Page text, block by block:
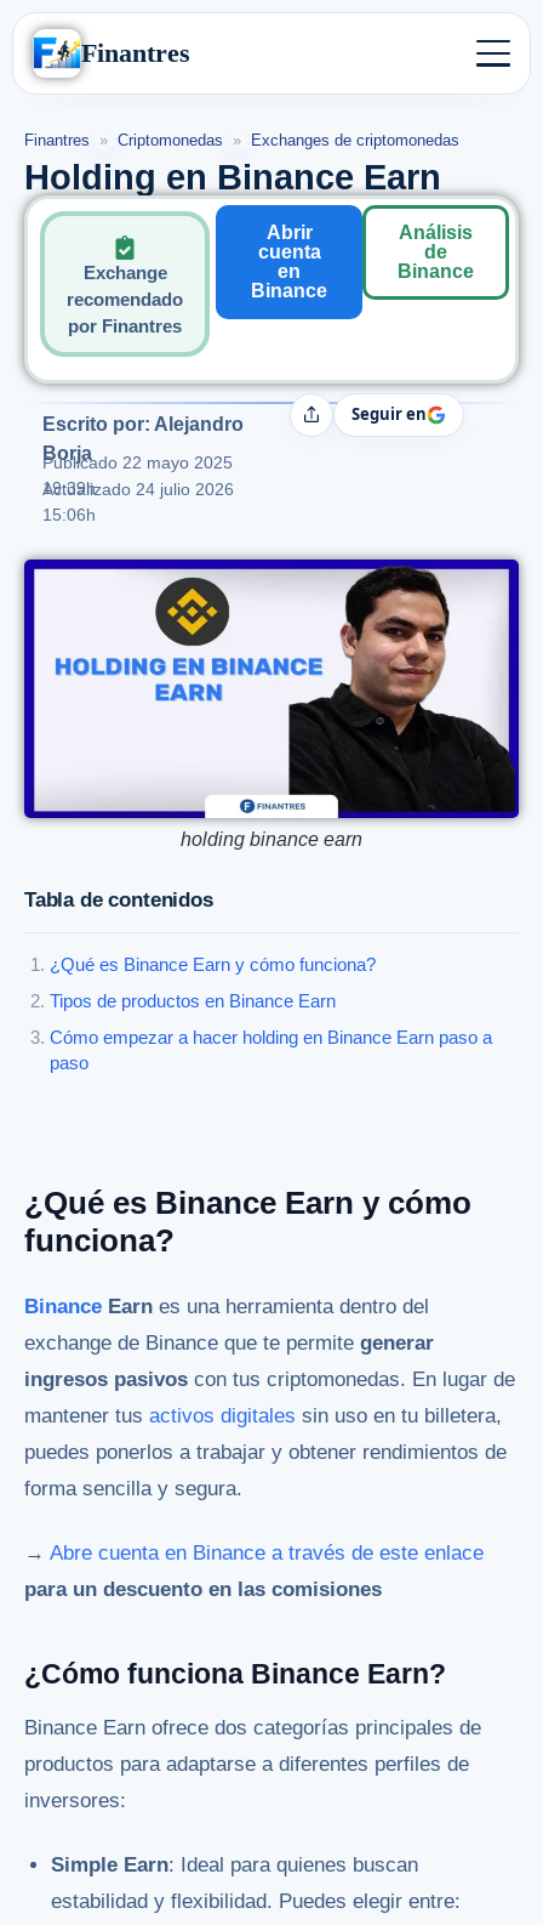
Finantres
Finantres » Criptomonedas » Exchanges de criptomonedas
Holding en Binance Earn
Exchange
recomendado
por Finantres
Abrir
cuenta
en
Binance
Análisis
de
Binance
Escrito por: Alejandro
Borja
Publicado 22 mayo 2025
19:39h
Actualizado 24 julio 2026
15:06h
CompartirSeguir en
holding binance earn
Tabla de contenidos
¿Qué es Binance Earn y cómo funciona?
Tipos de productos en Binance Earn
Cómo empezar a hacer holding en Binance Earn paso a
paso
¿Qué es Binance Earn y cómo
funciona?
Binance Earn es una herramienta dentro del
exchange de Binance que te permite generar
ingresos pasivos con tus criptomonedas. En lugar de
mantener tus activos digitales sin uso en tu billetera,
puedes ponerlos a trabajar y obtener rendimientos de
forma sencilla y segura.
→ Abre cuenta en Binance a través de este enlace
para un descuento en las comisiones
¿Cómo funciona Binance Earn?
Binance Earn ofrece dos categorías principales de
productos para adaptarse a diferentes perfiles de
inversores:
Simple Earn: Ideal para quienes buscan
estabilidad y flexibilidad. Puedes elegir entre: